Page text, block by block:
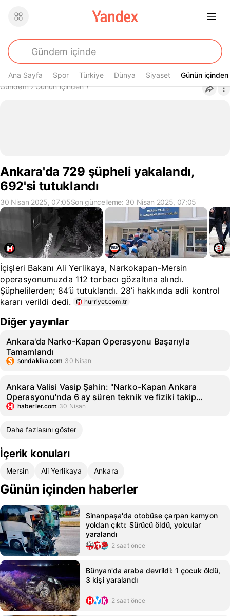
Ana Sayfa Spor Türkiye Dünya Siyaset Günün içinden
Günün içinden
Buradasın
Gündem› Günün içinden›
Ankara'da 729 şüpheli yakalandı,
692'si tutuklandı
30 Nisan 2025, 07:05Son güncelleme: 30 Nisan 2025, 07:05
İçişleri Bakanı Ali Yerlikaya, Narkokapan-Mersin
operasyonumuzda 112 torbacı gözaltına alındı.
Şüphelilerden; 84’ü tutuklandı. 28’i hakkında adli kontrol
kararı verildi dedi.
hurriyet.com.tr
Diğer yayınlar
Ankara'da Narko-Kapan Operasyonu Başarıyla
Tamamlandı
sondakika.com 30 Nisan
Ankara Valisi Vasip Şahin: "Narko-Kapan Ankara
Operasyonu'nda 6 ay süren teknik ve fiziki takip
çalışmalar...
haberler.com 30 Nisan
Daha fazlasını göster
İçerik konuları
Mersin Ali Yerlikaya Ankara
Günün içinden haberler
Sinanpaşa'da otobüse çarpan kamyon
yoldan çıktı: Sürücü öldü, yolcular
yaralandı
2 saat önce
Bünyan'da araba devrildi: 1 çocuk öldü,
3 kişi yaralandı
2 saat önce